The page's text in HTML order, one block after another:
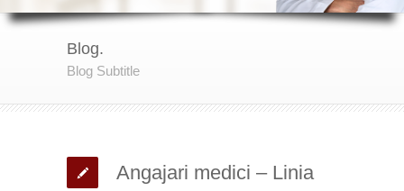
Blog.
Blog Subtitle
Angajari medici – Linia